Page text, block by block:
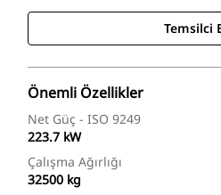
Temsilci
Önemli Özellikler
Net Güç - ISO 9249
223.7 kW
Çalışma Ağırlığı
32500 kg